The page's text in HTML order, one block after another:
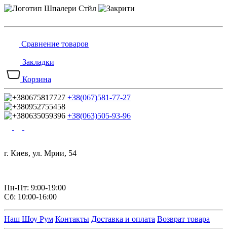
Сравнение товаров
Закладки
Корзина
+38(067)581-77-27
+38(063)505-93-96
г. Киев, ул. Мрии, 54
Пн-Пт: 9:00-19:00
Сб: 10:00-16:00
Наш Шоу Рум Контакты Доставка и оплата Возврат товара